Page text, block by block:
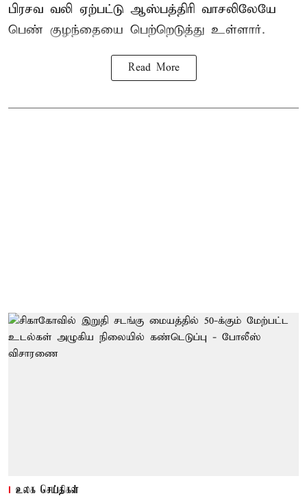
பிரசவ வலி ஏற்பட்டு ஆஸ்பத்திரி வாசலிலேயே
பெண் குழந்தையை பெற்றெடுத்து உள்ளார்.
Read More
உலக செய்திகள்